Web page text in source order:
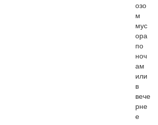
озо
м
мус
ора
по
ноч
ам
или
в
вече
рне
е